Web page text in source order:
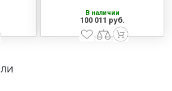
В наличии
100 011 руб.